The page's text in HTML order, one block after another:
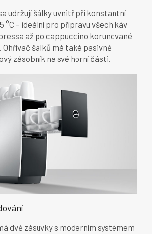
udržují šálky uvnitř při konstantní
°C – ideální pro přípravu všech káv
až po cappuccino korunované
Ohřívač šálků má také pasivně
zásobník na své horní části.
dvě zásuvky s moderním systémem